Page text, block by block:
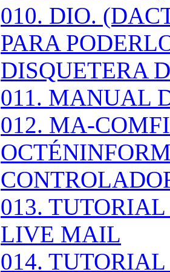
010. DIO.
PARA
DISQUETERA
011. MANUAL
012. MA-
013.
LIVE MAIL
014.